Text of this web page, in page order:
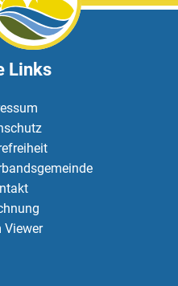
Links
Viewer